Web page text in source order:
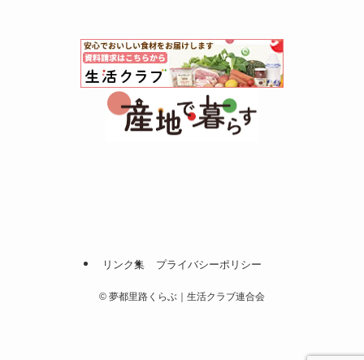
リンク集 プライバシーポリシー
© 夢都里路くらぶ｜生活クラブ連合会